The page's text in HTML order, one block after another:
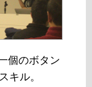
個のボタン
キル。